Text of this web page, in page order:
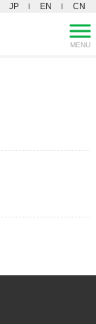
JP EN CN
MENU